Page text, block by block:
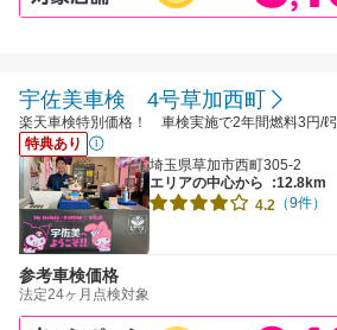
宇佐美車検 4号草加西町
楽天車検特別価格！ 車検実施で2年間燃料3円/ℓ
特典あり
埼玉県草加市西町305-2
エリアの中心から
:12.8km
4.2 （9件）
参考車検価格
法定24ヶ月点検対象